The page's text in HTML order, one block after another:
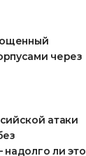
через
атаки
ли это